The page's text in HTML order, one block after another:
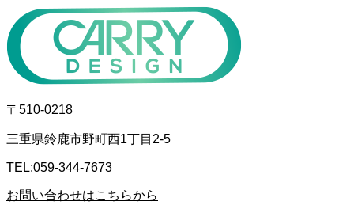
〒510-0218
三重県鈴鹿市野町西1丁目2-5
TEL:059-344-7673
お問い合わせはこちらから